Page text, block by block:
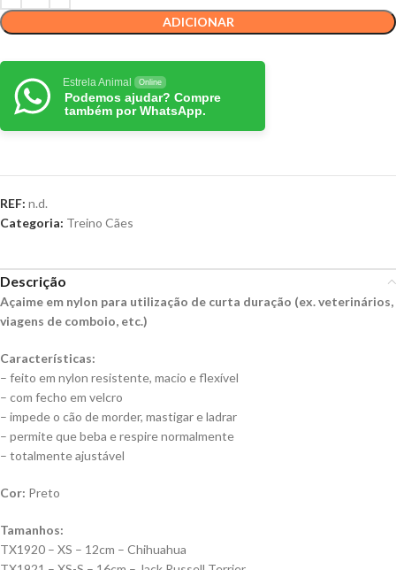
ADICIONAR
Estrela Animal Online
Podemos ajudar? Compre
também por WhatsApp.
REF: n.d.
Categoria: Treino Cães
Descrição
Açaime em nylon para utilização de curta duração (ex. veterinários,
viagens de comboio, etc.)
Características:
– feito em nylon resistente, macio e flexível
– com fecho em velcro
– impede o cão de morder, mastigar e ladrar
– permite que beba e respire normalmente
– totalmente ajustável
Cor: Preto
Tamanhos:
TX1920 – XS – 12cm – Chihuahua